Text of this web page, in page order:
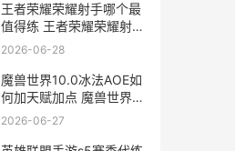
王者荣耀荣耀射手哪个最
值得练 王者荣耀荣耀射手
称号是永久的吗
2026-06-28
魔兽世界10.0冰法AOE如
何加天赋加点 魔兽世界冰
dkwa
2026-06-27